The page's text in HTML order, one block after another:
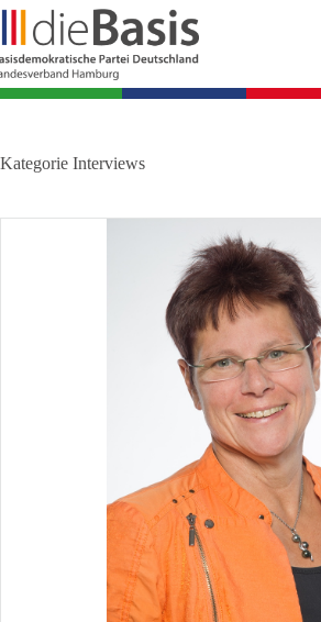
Zum
Inhalt
springen
Kategorie Interviews